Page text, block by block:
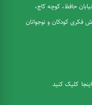
حافظ، کوچه کاج،
فکری کودکان و نوجوانان
اینجا کلیک کنید